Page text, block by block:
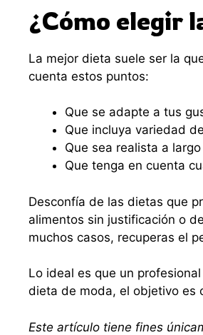
¿Cómo elegir
La mejor dieta suele ser la
cuenta estos puntos:
Que se adapte a tus
Que incluya variedad
Que sea realista a
Que tenga en cuenta
Desconfía de las dietas que
alimentos sin justificación o
muchos casos, recuperas el
Lo ideal es que un
dieta de moda, el objetivo es
Este artículo tiene fines